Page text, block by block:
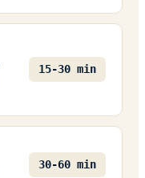
15-30 min
30-60 min